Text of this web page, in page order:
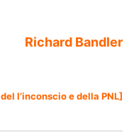
Richard Bandler
l’inconscio e della PNL]